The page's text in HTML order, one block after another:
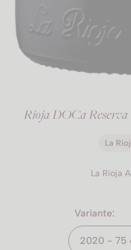
Rioja DOCa
La
La Rioja
Variante:
2020 - 75